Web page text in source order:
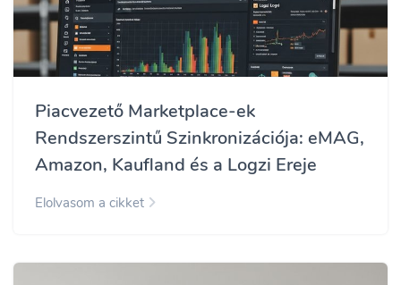
Piacvezető Marketplace-ek
Rendszerszintű Szinkronizációja: eMAG,
Amazon, Kaufland és a Logzi Ereje
Elolvasom a cikket